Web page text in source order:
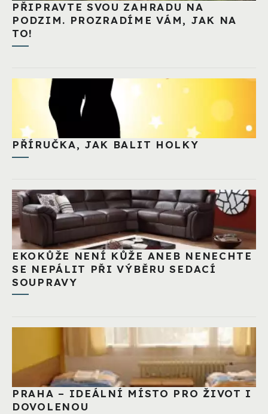
PŘIPRAVTE SVOU ZAHRADU NA
PODZIM. PROZRADÍME VÁM, JAK NA
TO!
PŘÍRUČKA, JAK BALIT HOLKY
EKOKŮŽE NENÍ KŮŽE ANEB NENECHTE
SE NEPÁLIT PŘI VÝBĚRU SEDACÍ
SOUPRAVY
PRAHA – IDEÁLNÍ MÍSTO PRO ŽIVOT I
DOVOLENOU